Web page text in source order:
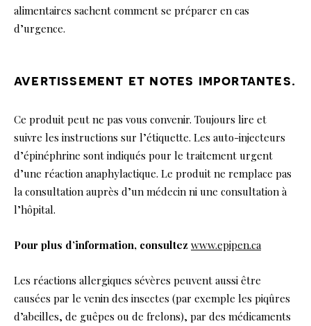
alimentaires sachent comment se préparer en cas
d’urgence.
avertissement et notes importantes.
Ce produit peut ne pas vous convenir. Toujours lire et
suivre les instructions sur l’étiquette. Les auto-injecteurs
d’épinéphrine sont indiqués pour le traitement urgent
d’une réaction anaphylactique. Le produit ne remplace pas
la consultation auprès d’un médecin ni une consultation à
l’hôpital.
Pour plus d’information, consultez www.epipen.ca
Les réactions allergiques sévères peuvent aussi être
causées par le venin des insectes (par exemple les piqûres
d’abeilles, de guêpes ou de frelons), par des médicaments